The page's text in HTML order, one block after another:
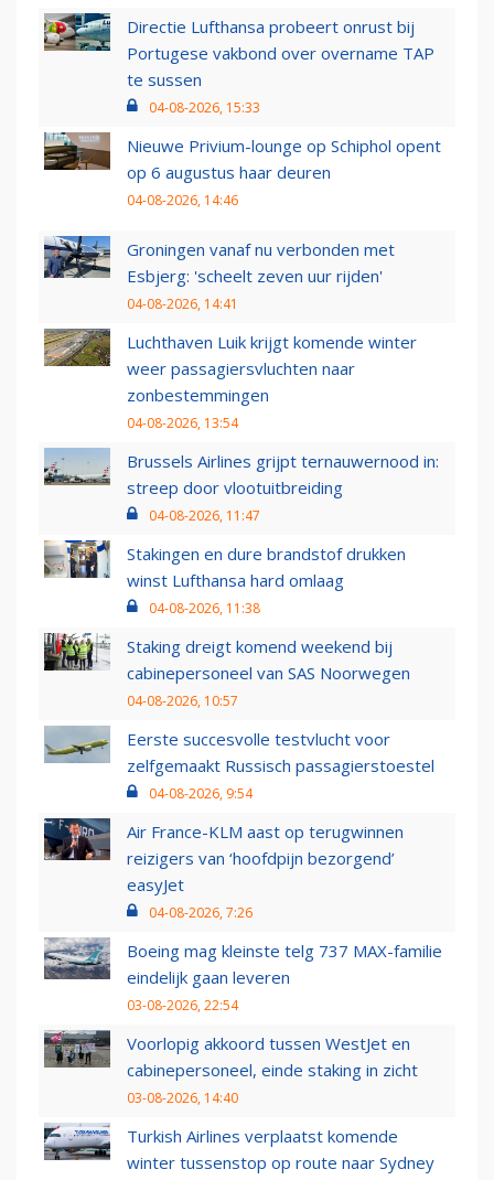
Directie Lufthansa probeert onrust bij
Portugese vakbond over overname TAP
te sussen
04-08-2026, 15:33
Nieuwe Privium-lounge op Schiphol opent
op 6 augustus haar deuren
04-08-2026, 14:46
Groningen vanaf nu verbonden met
Esbjerg: 'scheelt zeven uur rijden'
04-08-2026, 14:41
Luchthaven Luik krijgt komende winter
weer passagiersvluchten naar
zonbestemmingen
04-08-2026, 13:54
Brussels Airlines grijpt ternauwernood in:
streep door vlootuitbreiding
04-08-2026, 11:47
Stakingen en dure brandstof drukken
winst Lufthansa hard omlaag
04-08-2026, 11:38
Staking dreigt komend weekend bij
cabinepersoneel van SAS Noorwegen
04-08-2026, 10:57
Eerste succesvolle testvlucht voor
zelfgemaakt Russisch passagierstoestel
04-08-2026, 9:54
Air France-KLM aast op terugwinnen
reizigers van ‘hoofdpijn bezorgend’
easyJet
04-08-2026, 7:26
Boeing mag kleinste telg 737 MAX-familie
eindelijk gaan leveren
03-08-2026, 22:54
Voorlopig akkoord tussen WestJet en
cabinepersoneel, einde staking in zicht
03-08-2026, 14:40
Turkish Airlines verplaatst komende
winter tussenstop op route naar Sydney